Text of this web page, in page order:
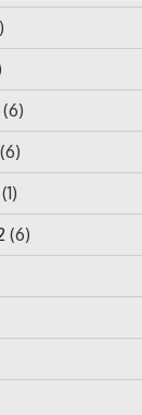
(6)
(6)
(1)
(6)